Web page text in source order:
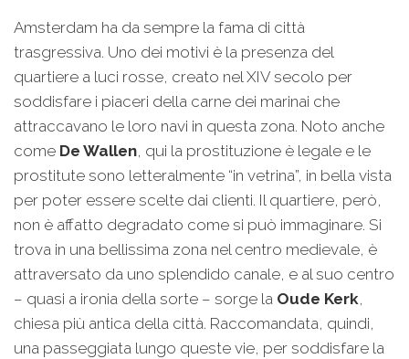
Amsterdam ha da sempre la fama di città
trasgressiva. Uno dei motivi è la presenza del
quartiere a luci rosse, creato nel XIV secolo per
soddisfare i piaceri della carne dei marinai che
attraccavano le loro navi in questa zona. Noto anche
come De Wallen, qui la prostituzione è legale e le
prostitute sono letteralmente “in vetrina”, in bella vista
per poter essere scelte dai clienti. Il quartiere, però,
non è affatto degradato come si può immaginare. Si
trova in una bellissima zona nel centro medievale, è
attraversato da uno splendido canale, e al suo centro
– quasi a ironia della sorte – sorge la Oude Kerk,
chiesa più antica della città. Raccomandata, quindi,
una passeggiata lungo queste vie, per soddisfare la